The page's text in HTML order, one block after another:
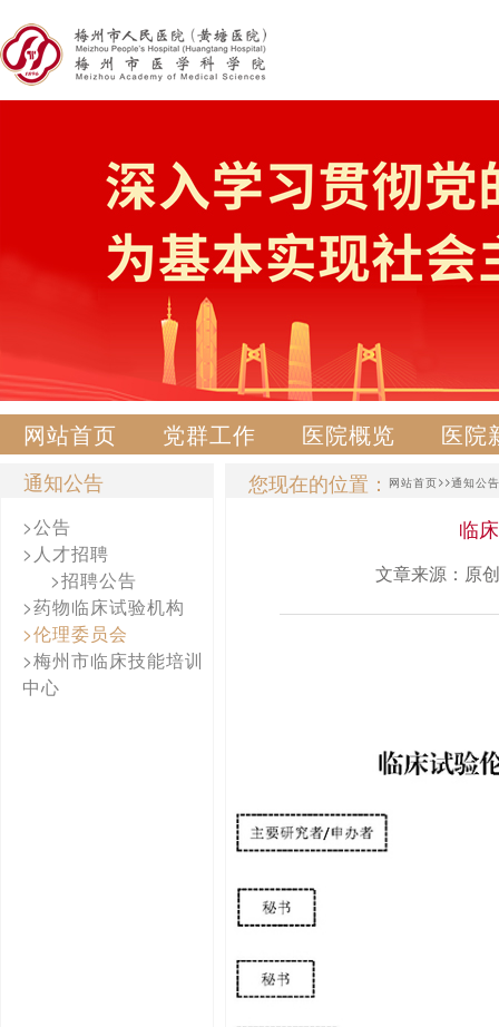
网站首页 党群工作 医院概览 医院
通知公告
>公告
>人才招聘
>招聘公告
>药物临床试验机构
>伦理委员会
>梅州市临床技能培训
中心
您现在的位置： 网站首页>>通知公告
临
文章来源：原创